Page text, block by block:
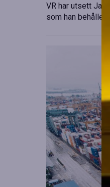
VR har utsett
som han behåller